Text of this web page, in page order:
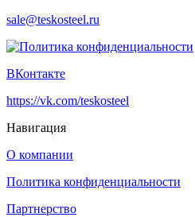
sale@teskosteel.ru
ВКонтакте
https://vk.com/teskosteel
Навигация
О компании
Политика конфиденциальности
Партнерство